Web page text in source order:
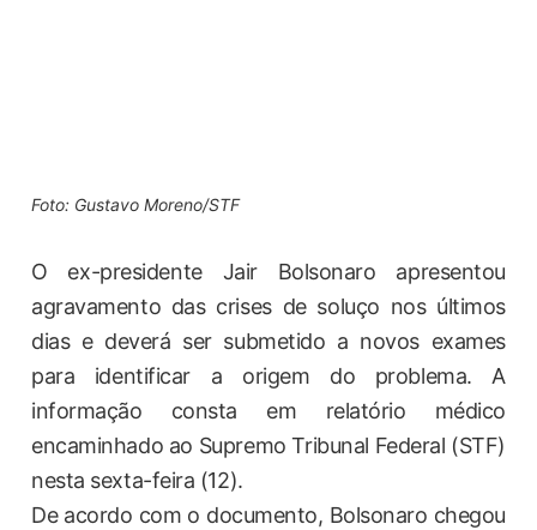
Foto: Gustavo Moreno/STF
O ex-presidente Jair Bolsonaro apresentou
agravamento das crises de soluço nos últimos
dias e deverá ser submetido a novos exames
para identificar a origem do problema. A
informação consta em relatório médico
encaminhado ao Supremo Tribunal Federal (STF)
nesta sexta-feira (12).
De acordo com o documento, Bolsonaro chegou